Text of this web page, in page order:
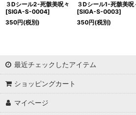
３Dシール2-死骸美呪々
[SIGA-S-0004]
350円(税別)
３Dシール1-死骸美呪
[SIGA-S-0003]
350円(税別)
最近チェックしたアイテム
ショッピングカート
マイページ